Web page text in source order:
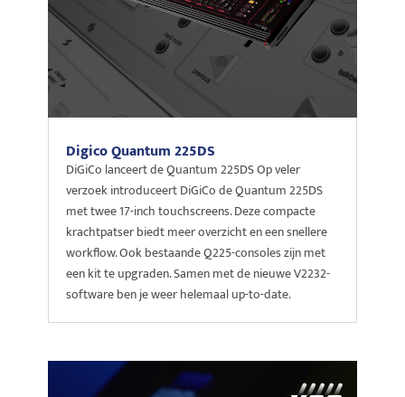
Digico Quantum 225DS
DiGiCo lanceert de Quantum 225DS Op veler
verzoek introduceert DiGiCo de Quantum 225DS
met twee 17-inch touchscreens. Deze compacte
krachtpatser biedt meer overzicht en een snellere
workflow. Ook bestaande Q225-consoles zijn met
een kit te upgraden. Samen met de nieuwe V2232-
software ben je weer helemaal up-to-date.